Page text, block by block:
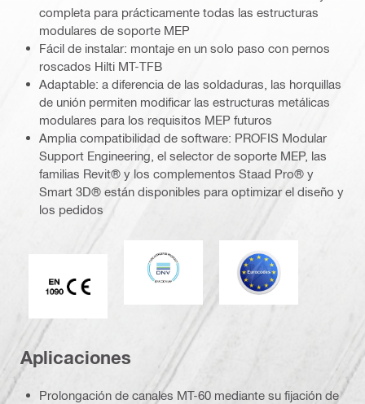
completa para prácticamente todas las estructuras
modulares de soporte MEP
Fácil de instalar: montaje en un solo paso con pernos
roscados Hilti MT-TFB
Adaptable: a diferencia de las soldaduras, las horquillas
de unión permiten modificar las estructuras metálicas
modulares para los requisitos MEP futuros
Amplia compatibilidad de software: PROFIS Modular
Support Engineering, el selector de soporte MEP, las
familias Revit® y los complementos Staad Pro® y
Smart 3D® están disponibles para optimizar el diseño y
los pedidos
Marca CE EN 1090
DNV Eurocódigo
Aplicaciones
Prolongación de canales MT-60 mediante su fijación de